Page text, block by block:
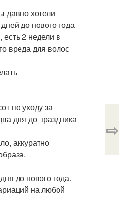
давно хотели
до нового года
2 недели в
вреда для волос
по уходу за
дня до праздника
аккуратно
до нового года.
на любой
⇨